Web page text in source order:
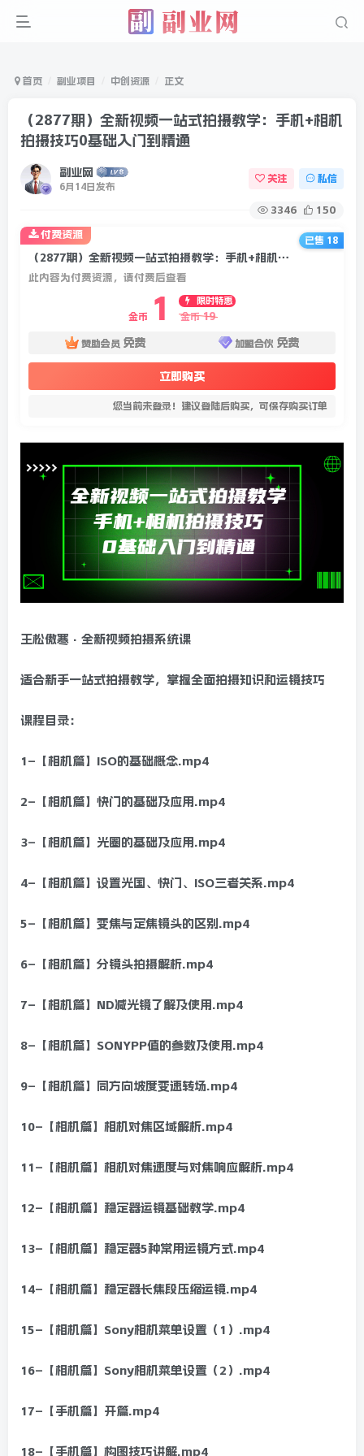
首页 副业项目 中创资源 正文
（2877期）全新视频一站式拍摄教学：手机+相机
拍摄技巧0基础入门到精通
副业网
6月14日发布
关注 私信
3346 150
（2877期）全新视频一站式拍摄教学：手机+相机拍摄技巧0基础入门到精通
此内容为付费资源，请付费后查看
金币 1
限时特惠
金币 19
赞助会员 免费 加盟合伙 免费
立即购买
您当前未登录！建议登陆后购买，可保存购买订单
付费资源
已售 18
王松傲寒·全新视频拍摄系统课
适合新手一站式拍摄教学，掌握全面拍摄知识和运镜技巧
课程目录：
1–【相机篇】ISO的基础概念.mp4
2–【相机篇】快门的基础及应用.mp4
3–【相机篇】光圈的基础及应用.mp4
4–【相机篇】设置光国、快门、ISO三者关系.mp4
5–【相机篇】变焦与定焦镜头的区别.mp4
6–【相机篇】分镜头拍摄解析.mp4
7–【相机篇】ND减光镜了解及使用.mp4
8–【相机篇】SONYPP值的参数及使用.mp4
9–【相机篇】同方向坡度变速转场.mp4
10–【相机篇】相机对焦区域解析.mp4
11–【相机篇】相机对焦速度与对焦响应解析.mp4
12–【相机篇】稳定器运镜基础教学.mp4
13–【相机篇】稳定器5种常用运镜方式.mp4
14–【相机篇】稳定器长焦段压缩运镜.mp4
15–【相机篇】Sony相机菜单设置（1）.mp4
16–【相机篇】Sony相机菜单设置（2）.mp4
17–【手机篇】开篇.mp4
18–【手机篇】构图技巧讲解.mp4